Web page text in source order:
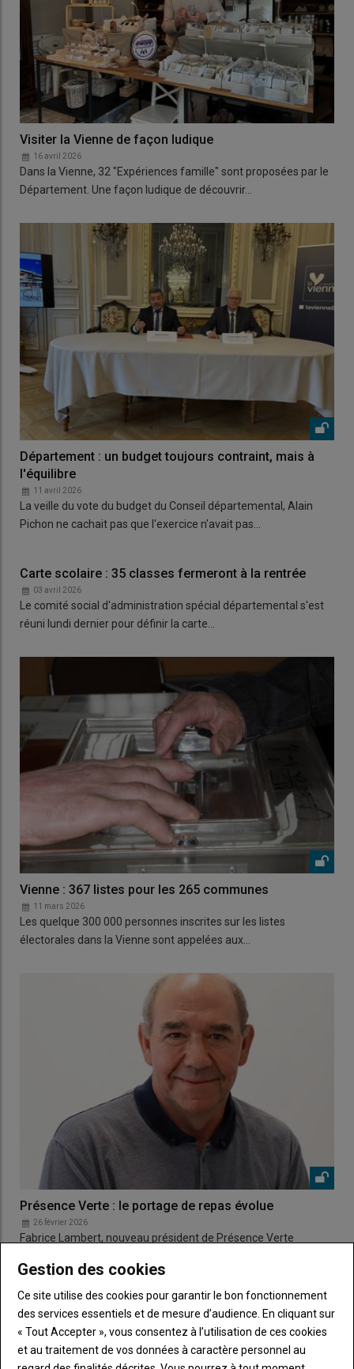
Visiter la Vienne de façon ludique
16 avril 2026
Dans la Vienne, 32 "Expériences famille" sont proposées par le
Département. Une façon ludique de découvrir…
Département : un budget toujours contraint, mais à
l'équilibre
11 avril 2026
La veille du vote du budget du Conseil départemental, Alain
Pichon ne cachait pas que l'exercice n'avait pas…
Carte scolaire : 35 classes fermeront à la rentrée
03 avril 2026
Le comité social d'administration spécial départemental s'est
réuni lundi dernier pour définir la carte…
Vienne : 367 listes pour les 265 communes
11 mars 2026
Les quelque 300 000 personnes inscrites sur les listes
électorales dans la Vienne sont appelées aux…
Présence Verte : le portage de repas évolue
26 février 2026
Fabrice Lambert, nouveau président de Présence Verte
Gestion des cookies
Ce site utilise des cookies pour garantir le bon fonctionnement
des services essentiels et de mesure d’audience. En cliquant sur
« Tout Accepter », vous consentez à l’utilisation de ces cookies
et au traitement de vos données à caractère personnel au